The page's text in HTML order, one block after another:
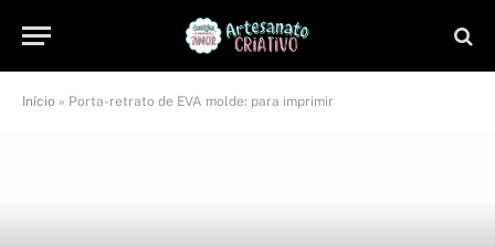
Início » Porta-retrato de EVA molde: para imprimir